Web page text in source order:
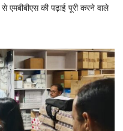
नोटिसMBBS
साल
सरकारी
सेवा
जरूरी!
फिर
ही
एमबीबीएस की पढ़ाई पूरी करने वाले